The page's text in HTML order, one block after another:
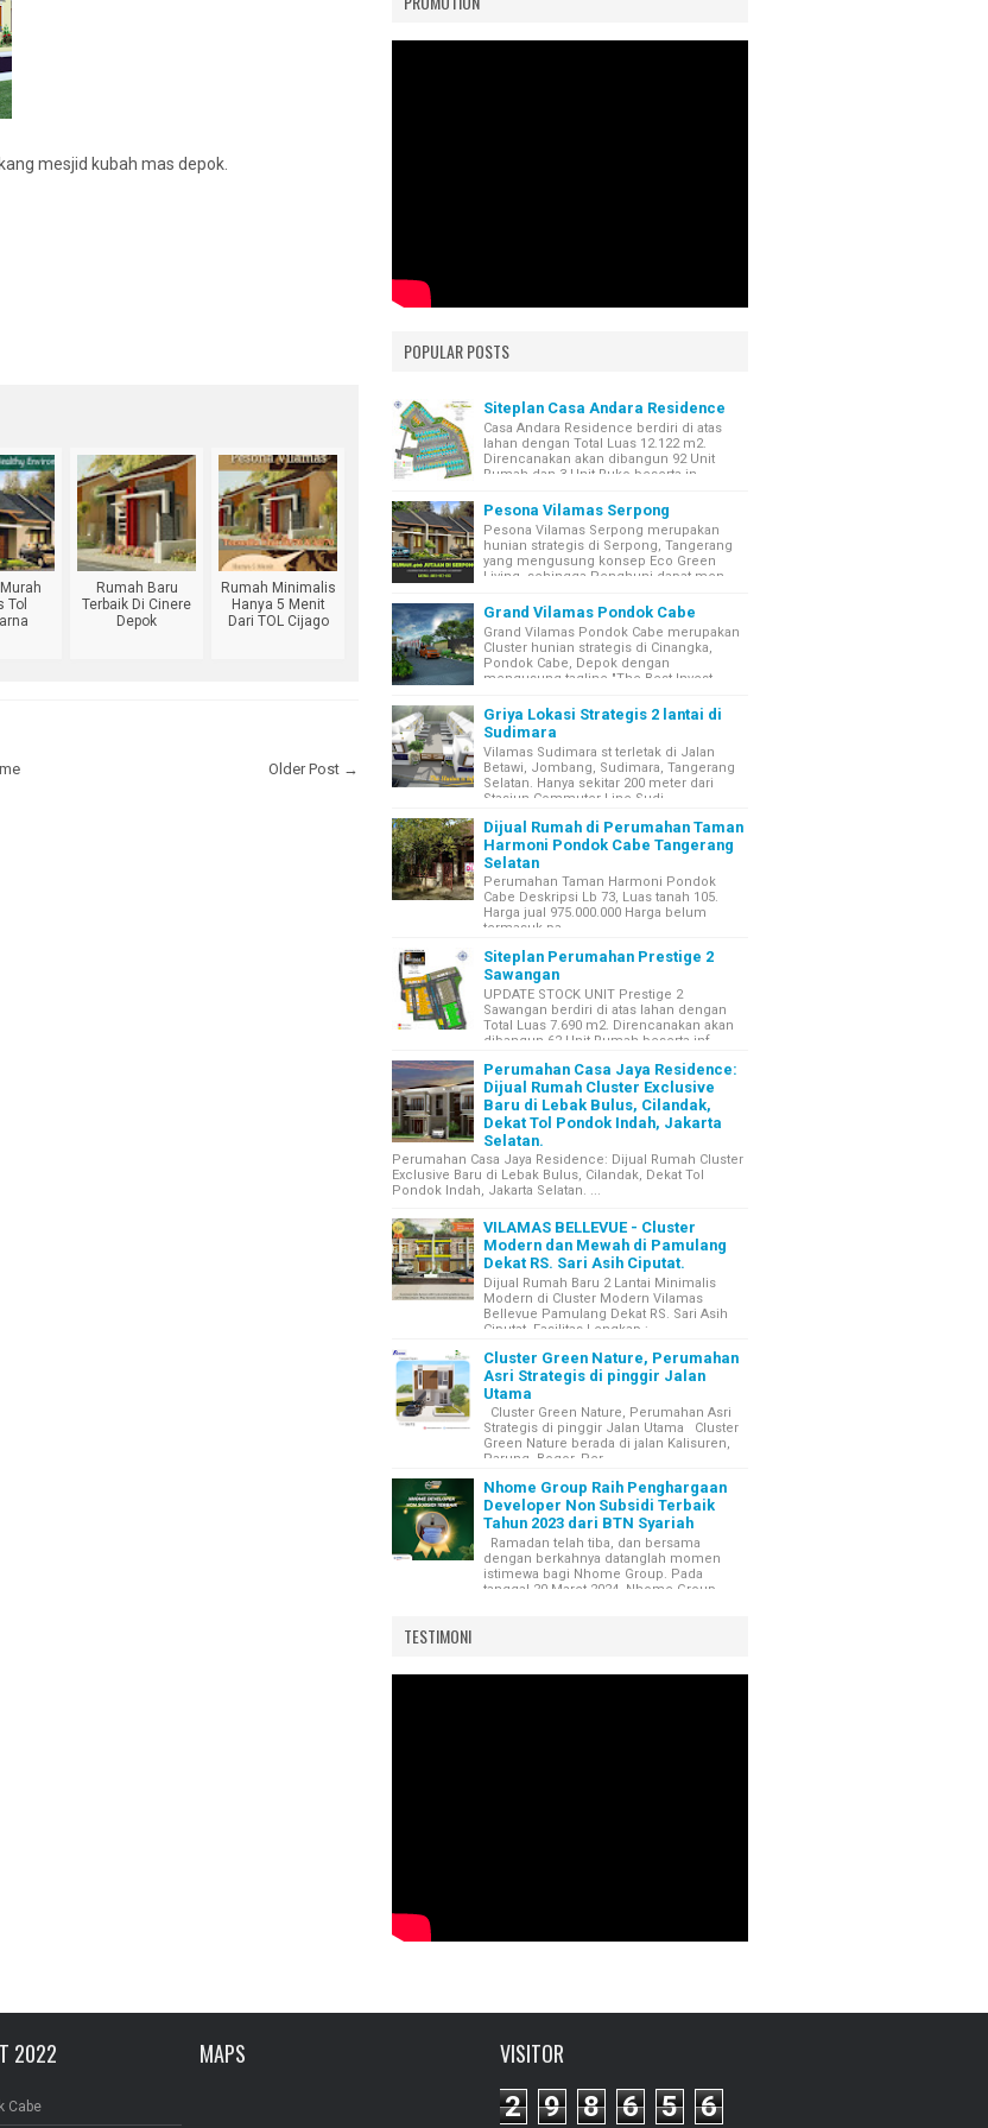
mesjid kubah mas depok.
Tol
Rumah Baru
Terbaik Di Cinere
Depok
Rumah Minimalis
Hanya 5 Menit
Dari TOL Cijago
Older Post →
POPULAR POSTS
Siteplan Casa Andara Residence
Casa Andara Residence berdiri di atas
lahan dengan Total Luas 12.122 m2.
Direncanakan akan dibangun 92 Unit
Rumah dan 3 Unit Ruko beserta in...
Pesona Vilamas Serpong
Pesona Vilamas Serpong merupakan
hunian strategis di Serpong, Tangerang
yang mengusung konsep Eco Green
Living, sehingga Penghuni dapat men...
Grand Vilamas Pondok Cabe
Grand Vilamas Pondok Cabe merupakan
Cluster hunian strategis di Cinangka,
Pondok Cabe, Depok dengan
mengusung tagline "The Best Invest...
Griya Lokasi Strategis 2 lantai di
Sudimara
Vilamas Sudimara st terletak di Jalan
Betawi, Jombang, Sudimara, Tangerang
Selatan. Hanya sekitar 200 meter dari
Stasiun Commuter Line Sudi...
Dijual Rumah di Perumahan Taman
Harmoni Pondok Cabe Tangerang
Selatan
Perumahan Taman Harmoni Pondok
Cabe Deskripsi Lb 73, Luas tanah 105.
Harga jual 975.000.000 Harga belum
termasuk pa...
Siteplan Perumahan Prestige 2
Sawangan
UPDATE STOCK UNIT Prestige 2
Sawangan berdiri di atas lahan dengan
Total Luas 7.690 m2. Direncanakan akan
dibangun 62 Unit Rumah beserta inf...
Perumahan Casa Jaya Residence:
Dijual Rumah Cluster Exclusive
Baru di Lebak Bulus, Cilandak,
Dekat Tol Pondok Indah, Jakarta
Selatan.
Perumahan Casa Jaya Residence: Dijual Rumah Cluster
Exclusive Baru di Lebak Bulus, Cilandak, Dekat Tol
Pondok Indah, Jakarta Selatan. ...
VILAMAS BELLEVUE - Cluster
Modern dan Mewah di Pamulang
Dekat RS. Sari Asih Ciputat.
Dijual Rumah Baru 2 Lantai Minimalis
Modern di Cluster Modern Vilamas
Bellevue Pamulang Dekat RS. Sari Asih
Ciputat. Fasilitas Lengkap : ...
Cluster Green Nature, Perumahan
Asri Strategis di pinggir Jalan
Utama
Cluster Green Nature, Perumahan Asri
Strategis di pinggir Jalan Utama Cluster
Green Nature berada di jalan Kalisuren,
Parung, Bogor. Per...
Nhome Group Raih Penghargaan
Developer Non Subsidi Terbaik
Tahun 2023 dari BTN Syariah
Ramadan telah tiba, dan bersama
dengan berkahnya datanglah momen
istimewa bagi Nhome Group. Pada
tanggal 20 Maret 2024, Nhome Group
TESTIMONI
2022
Cabe
MAPS VISITOR
2 9 8 6 5 6